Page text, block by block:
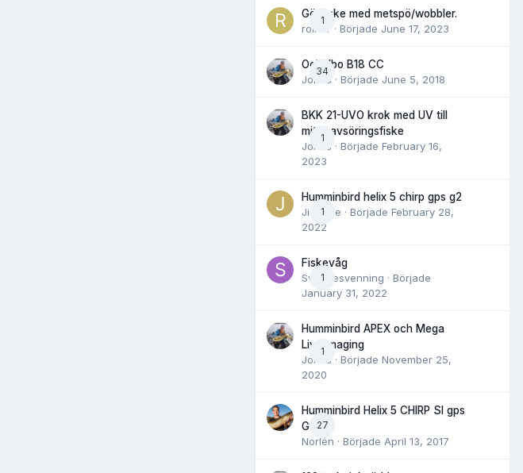
1
Gösfiske med metspö/wobbler.
rolnor
· Började June 17, 2023
34
Ockelbo B18 CC
Jonas · Började June 5, 2018
1
BKK 21-UVO krok med UV till
mitt havsöringsfiske
Jonas · Började February 16,
2023
1
Humminbird helix 5 chirp gps g2
Jimwise · Började February 28,
2022
1
Fiskevåg
Svennesvenning · Började
January 31, 2022
1
Humminbird APEX och Mega
Live Imaging
Jonas · Började November 25,
2020
27
Humminbird Helix 5 CHIRP SI gps
G2
Norlén · Började April 13, 2017